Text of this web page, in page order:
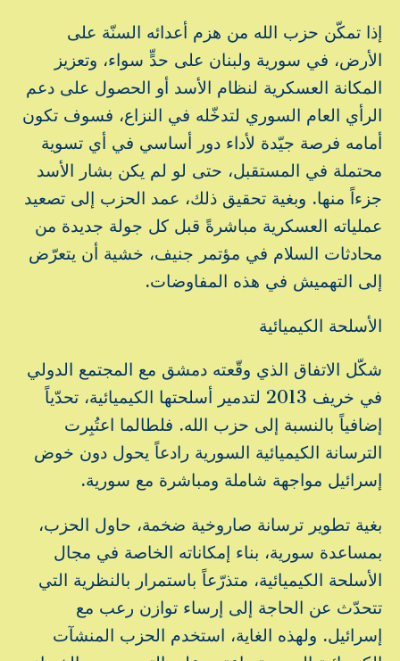
إذا تمكّن حزب الله من هزم أعدائه السنّة على
الأرض، في سورية ولبنان على حدٍّ سواء، وتعزيز
المكانة العسكرية لنظام الأسد أو الحصول على دعم
الرأي العام السوري لتدخّله في النزاع، فسوف تكون
أمامه فرصة جيّدة لأداء دور أساسي في أي تسوية
محتملة في المستقبل، حتى لو لم يكن بشار الأسد
جزءاً منها. وبغية تحقيق ذلك، عمد الحزب إلى تصعيد
عملياته العسكرية مباشرةً قبل كل جولة جديدة من
محادثات السلام في مؤتمر جنيف، خشية أن يتعرّض
إلى التهميش في هذه المفاوضات.
الأسلحة الكيميائية
شكّل الاتفاق الذي وقّعته دمشق مع المجتمع الدولي
في خريف 2013 لتدمير أسلحتها الكيميائية، تحدّياً
إضافياً بالنسبة إلى حزب الله. فلطالما اعتُبِرت
الترسانة الكيميائية السورية رادعاً يحول دون خوض
إسرائيل مواجهة شاملة ومباشرة مع سورية.
بغية تطوير ترسانة صاروخية ضخمة، حاول الحزب،
بمساعدة سورية، بناء إمكاناته الخاصة في مجال
الأسلحة الكيميائية، متذرّعاً باستمرار بالنظرية التي
تتحدّث عن الحاجة إلى إرساء توازن رعب مع
إسرائيل. ولهذه الغاية، استخدم الحزب المنشآت